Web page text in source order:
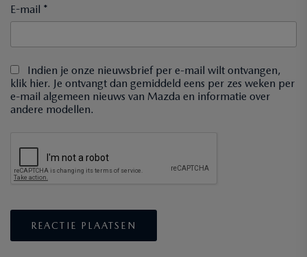
E-mail *
Indien je onze nieuwsbrief per e-mail wilt ontvangen,
klik hier. Je ontvangt dan gemiddeld eens per zes weken per
e-mail algemeen nieuws van Mazda en informatie over
andere modellen.